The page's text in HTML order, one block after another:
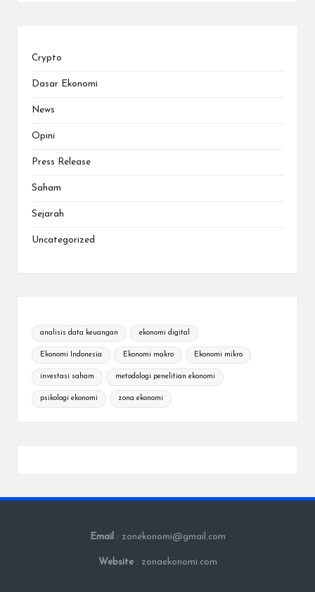
Crypto
Dasar Ekonomi
News
Opini
Press Release
Saham
Sejarah
Uncategorized
analisis data keuangan ekonomi digital
Ekonomi Indonesia Ekonomi makro Ekonomi mikro
investasi saham metodologi penelitian ekonomi
psikologi ekonomi zona ekonomi
Email : zonekonomi@gmail.com
Website : zonaekonomi.com